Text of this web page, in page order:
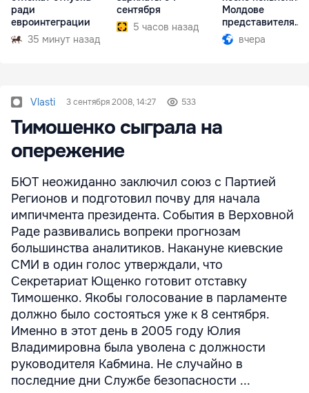
ради
евроинтеграции
35 минут назад
сентября
5 часов назад
Молдове
представителя
Южной Осетии
вчера
Vlasti 3 сентября 2008, 14:27 533
Тимошенко сыграла на
опережение
БЮТ неожиданно заключил союз с Партией
Регионов и подготовил почву для начала
импичмента президента. События в Верховной
Раде развивались вопреки прогнозам
большинства аналитиков. Накануне киевские
СМИ в один голос утверждали, что
Секретариат Ющенко готовит отставку
Тимошенко. Якобы голосование в парламенте
должно было состояться уже к 8 сентября.
Именно в этот день в 2005 году Юлия
Владимировна была уволена с должности
руководителя Кабмина. Не случайно в
последние дни Службе безопасности ...